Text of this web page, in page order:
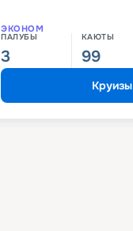
ЭКОНОМ
ПАЛУБЫ
3
КАЮТЫ
99
Круизы